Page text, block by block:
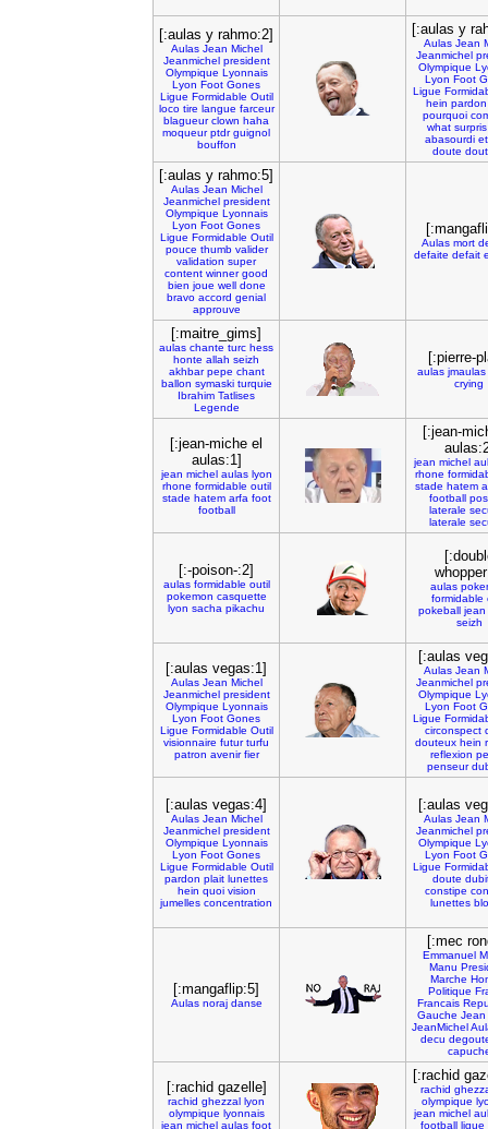
[:aulas y rahmo:2]
Aulas Jean Michel
Jeanmichel president
Olympique Lyonnais
Lyon Foot Gones
Ligue Formidable Outil
loco tire langue farceur
blagueur clown haha
moqueur ptdr guignol
bouffon
[:aulas y
Aulas Jean
Jeanmichel
Olympique
Lyon Foot
Ligue
hein pardon
pourquoi
what surpris
abasourdi
doute
[:aulas y rahmo:5]
Aulas Jean Michel
Jeanmichel president
Olympique Lyonnais
Lyon Foot Gones
Ligue Formidable Outil
pouce thumb valider
validation super
content winner good
bien joue well done
bravo accord genial
approuve
Aulas mort
defaite defait
[:maitre_gims]
aulas chante turc hess
honte allah seizh
akhbar pepe chant
ballon symaski turquie
Ibrahim Tatlises
Legende
[:pierre-
aulas jmaulas
crying
[:jean-miche el
aulas:1]
jean michel aulas lyon
rhone formidable outil
stade hatem arfa foot
football
[:jean-
jean michel
rhone
stade hatem
football
laterale
laterale
[:-poison-:2]
aulas formidable outil
pokemon casquette
lyon sacha pikachu
aulas
formidable
pokeball jean
seizh
[:aulas vegas:1]
Aulas Jean Michel
Jeanmichel president
Olympique Lyonnais
Lyon Foot Gones
Ligue Formidable Outil
visionnaire futur turfu
patron avenir fier
[:aulas
Aulas Jean
Jeanmichel
Olympique
Lyon Foot
Ligue
circonspect
douteux hein
reflexion
penseur
[:aulas vegas:4]
Aulas Jean Michel
Jeanmichel president
Olympique Lyonnais
Lyon Foot Gones
Ligue Formidable Outil
pardon plait lunettes
hein quoi vision
jumelles concentration
[:aulas
Aulas Jean
Jeanmichel
Olympique
Lyon Foot
Ligue
doute
constipe
lunettes
[:mangaflip:5]
Aulas noraj danse
[:mec
Emmanuel
Manu
Marche
Politique
Francais
Gauche Jean
JeanMichel
decu
[:rachid gazelle]
rachid ghezzal lyon
olympique lyonnais
jean michel aulas foot
[:rachid
rachid
olympique
jean michel
football ligue